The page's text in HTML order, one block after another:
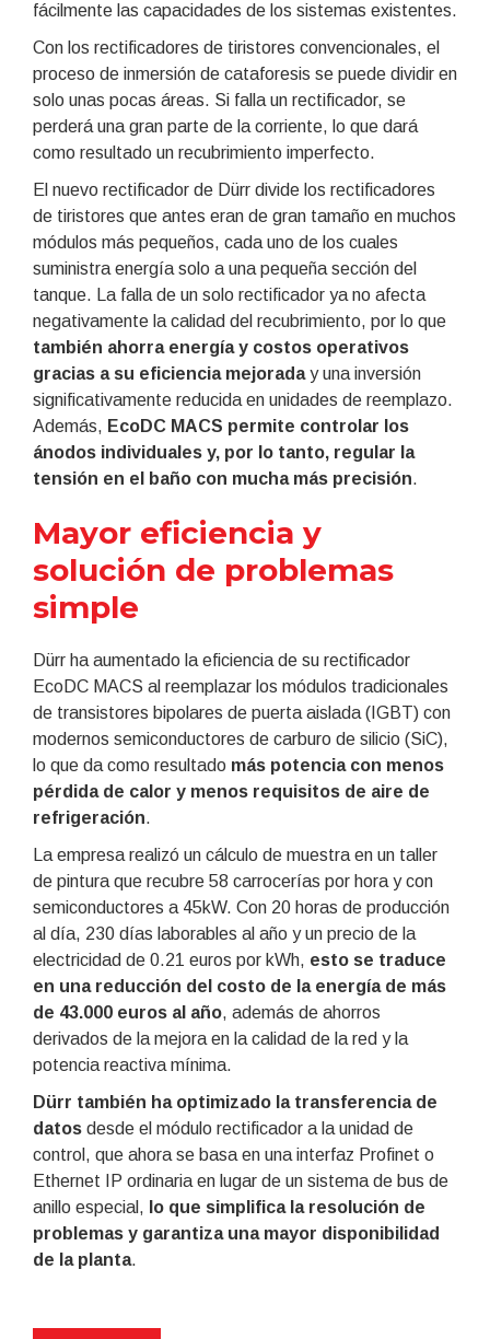
fácilmente las capacidades de los sistemas existentes.
Con los rectificadores de tiristores convencionales, el
proceso de inmersión de cataforesis se puede dividir en
solo unas pocas áreas. Si falla un rectificador, se
perderá una gran parte de la corriente, lo que dará
como resultado un recubrimiento imperfecto.
El nuevo rectificador de Dürr divide los rectificadores
de tiristores que antes eran de gran tamaño en muchos
módulos más pequeños, cada uno de los cuales
suministra energía solo a una pequeña sección del
tanque. La falla de un solo rectificador ya no afecta
negativamente la calidad del recubrimiento, por lo que
también ahorra energía y costos operativos
gracias a su eficiencia mejoraday una inversión
significativamente reducida en unidades de reemplazo.
Además, EcoDC MACS permite controlar los
ánodos individuales y, por lo tanto, regular la
tensión en el baño con mucha más precisión.
Mayor eficiencia y
solución de problemas
simple
Dürr ha aumentado la eficiencia de su rectificador
EcoDC MACS al reemplazar los módulos tradicionales
de transistores bipolares de puerta aislada (IGBT) con
modernos semiconductores de carburo de silicio (SiC),
lo que da como resultado más potencia con menos
pérdida de calor y menos requisitos de aire de
refrigeración.
La empresa realizó un cálculo de muestra en un taller
de pintura que recubre 58 carrocerías por hora y con
semiconductores a 45kW. Con 20 horas de producción
al día, 230 días laborables al año y un precio de la
electricidad de 0.21 euros por kWh, esto se traduce
en una reducción del costo de la energía de más
de 43.000 euros al año, además de ahorros
derivados de la mejora en la calidad de la red y la
potencia reactiva mínima.
Dürr también ha optimizado la transferencia de
datos desde el módulo rectificador a la unidad de
control, que ahora se basa en una interfaz Profinet o
Ethernet IP ordinaria en lugar de un sistema de bus de
anillo especial, lo que simplifica la resolución de
problemas y garantiza una mayor disponibilidad
de la planta.